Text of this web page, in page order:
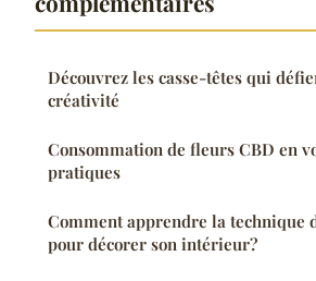
Découvrez les casse-têtes qui
créativité
Consommation de fleurs CBD en
pratiques
Comment apprendre la technique
pour décorer son intérieur?